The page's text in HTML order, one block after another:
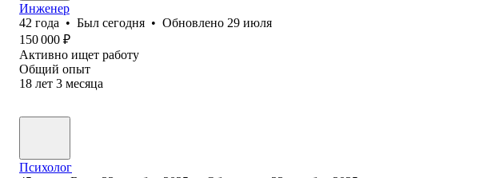
Инженер
42 года • Был сегодня • Обновлено 29 июля
150 000 ₽
Активно ищет работу
Общий опыт
18 лет 3 месяца
Психолог